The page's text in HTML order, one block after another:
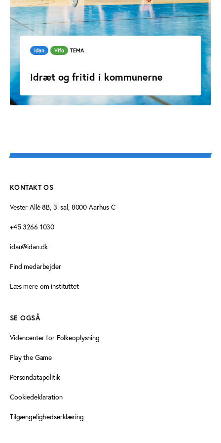
Idan Vifo TEMA
Idræt og fritid i kommunerne
KONTAKT OS
Vester Allé 8B, 3. sal, 8000 Aarhus C
+45 3266 1030
idan@idan.dk
Find medarbejder
Læs mere om instituttet
SE OGSÅ
Videncenter for Folkeoplysning
Play the Game
Persondatapolitik
Cookiedeklaration
Tilgængelighedserklæring